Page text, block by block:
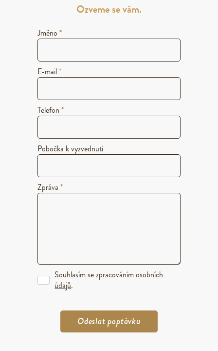
Ozveme se vám.
Jméno *
E-mail*
Telefon *
Pobočka k vyzvednutí
Zpráva *
Souhlasím sezpracováním osobních
údajů.